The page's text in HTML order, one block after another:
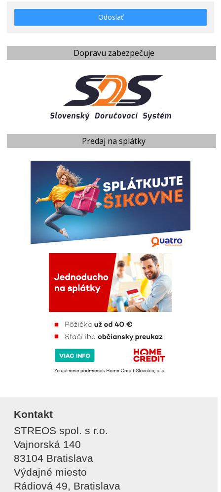
Odoslať
Dopravu zabezpečuje
Predaj na splátky
Kontakt
STREOS spol. s r.o.
Vajnorská 140
83104 Bratislava
Výdajné miesto
Rádiová 49, Bratislava